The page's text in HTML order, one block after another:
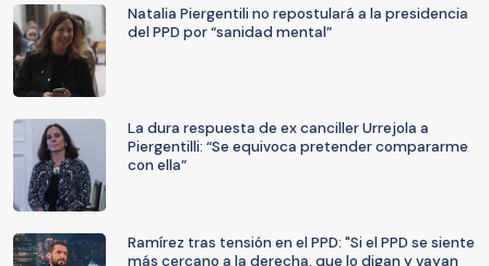
Natalia Piergentili no repostulará a la presidencia
del PPD por “sanidad mental”
La dura respuesta de ex canciller Urrejola a
Piergentilli: “Se equivoca pretender compararme
con ella”
Ramírez tras tensión en el PPD: "Si el PPD se siente
más cercano a la derecha, que lo digan y vayan